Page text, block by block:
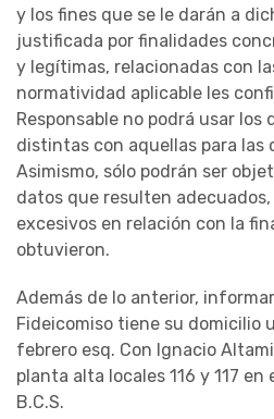
y los fines que se le darán a
justificada por finalidades
y legítimas, relacionadas con
normatividad aplicable les
Responsable no podrá usar los
distintas con aquellas para las
Asimismo, sólo podrán ser
datos que resulten
excesivos en relación con la
obtuvieron.
Además de lo anterior,
Fideicomiso tiene su domicilio
febrero esq. Con Ignacio
planta alta locales 116 y 117
B.C.S.